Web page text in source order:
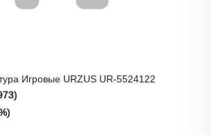
Игровые URZUS UR-5524122